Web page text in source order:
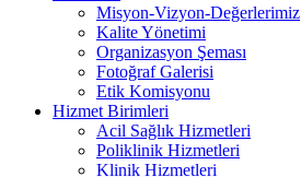
Misyon-Vizyon-Değerlerimiz
Kalite Yönetimi
Organizasyon Şeması
Fotoğraf Galerisi
Etik Komisyonu
Hizmet Birimleri
Acil Sağlık Hizmetleri
Poliklinik Hizmetleri
Klinik Hizmetleri